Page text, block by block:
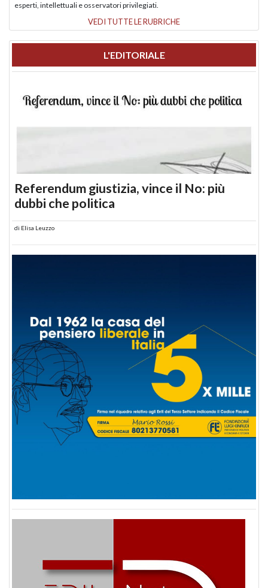
esperti, intellettuali e osservatori privilegiati.
VEDI TUTTE LE RUBRICHE
L'EDITORIALE
Referendum giustizia, vince il No: più
dubbi che politica
di Elisa Leuzzo